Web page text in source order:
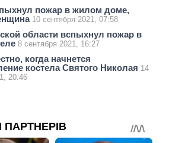
пожар в жилом доме,
10 сентября 2021, 07:58
области вспыхнул пожар в
8 сентября 2021, 16:27
когда начнется
костела Святого Николая 14
20:46